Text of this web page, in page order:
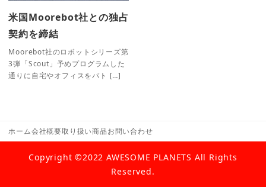
米国Moorebot社との独占
契約を締結
Moorebot社のロボットシリーズ第
3弾「Scout」予めプログラムした
通りに自宅やオフィスをパト […]
ホーム会社概要取り扱い商品お問い合わせ
Copyright ©2022 AWESOME PLANETS All Rights
Reserved.